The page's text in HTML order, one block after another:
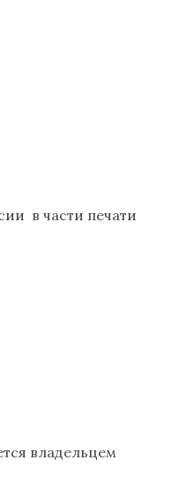
в части печати
владельцем